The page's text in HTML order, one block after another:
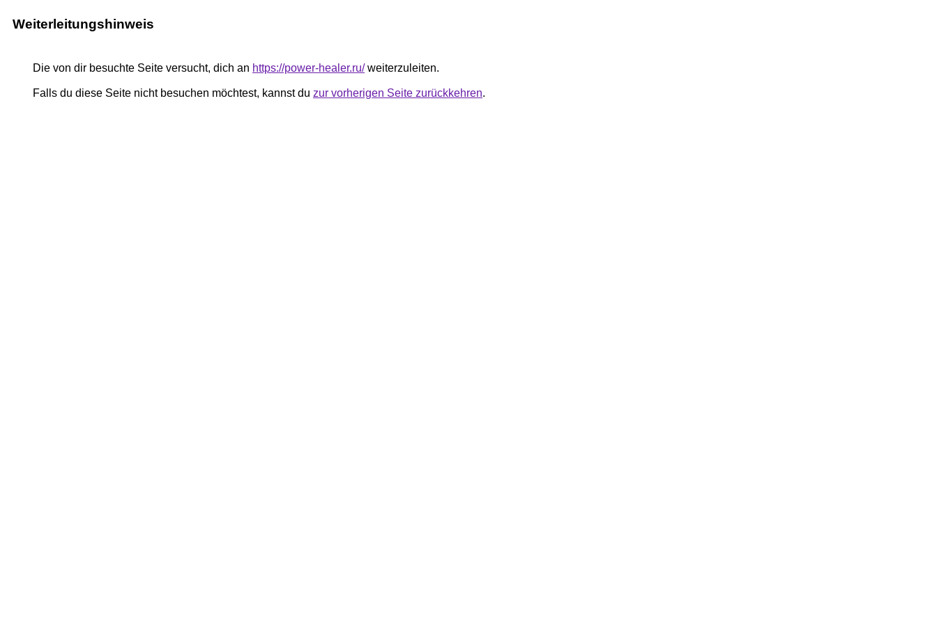
Weiterleitungshinweis
Die von dir besuchte Seite versucht, dich an https://power-healer.ru/weiterzuleiten.
Falls du diese Seite nicht besuchen möchtest, kannst du zur vorherigen Seite zurückkehren.